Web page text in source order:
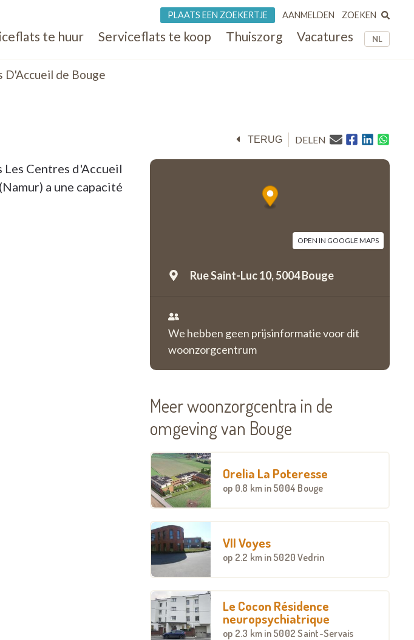
NL
te huur Serviceflats te koop Thuiszorg Vacatures
PLAATS EEN ZOEKERTJE AANMELDEN ZOEKEN
D'Accueil de Bouge
TERUG DELEN
OPEN IN GOOGLE MAPS
Rue Saint-Luc 10,5004 Bouge
We hebben geen prijsinformatie voor dit
woonzorgcentrum
Les Centres d'Accueil
a une capacité
Meer woonzorgcentra in de
omgeving van Bouge
Orelia La Poteresse
op 0.8 km in 5004 Bouge
VII Voyes
op 2.2 km in 5020 Vedrin
Le Cocon Résidence
neuropsychiatrique
op 2.3 km in 5002 Saint-Servais